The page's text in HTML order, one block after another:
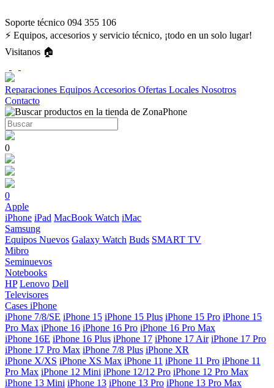
Soporte técnico 094 355 106
⚡ Equipos, accesorios y servicio técnico, ¡todo en un solo lugar!
Visitanos 🏠
Reparaciones Equipos Accesorios Ofertas Locales Nosotros
Contacto
0
0
Apple
iPhone iPad MacBook Watch iMac
Samsung
Equipos Nuevos Galaxy Watch Buds SMART TV
Mibro
Seminuevos
Notebooks
HP Lenovo Dell
Televisores
Cases iPhone
iPhone 7/8/SE iPhone 15 iPhone 15 Plus iPhone 15 Pro iPhone 15
Pro Max iPhone 16 iPhone 16 Pro iPhone 16 Pro Max
iPhone 16E iPhone 16 Plus iPhone 17 iPhone 17 Air iPhone 17 Pro
iPhone 17 Pro Max iPhone 7/8 Plus iPhone XR
iPhone X/XS iPhone XS Max iPhone 11 iPhone 11 Pro iPhone 11
Pro Max iPhone 12 Mini iPhone 12/12 Pro iPhone 12 Pro Max
iPhone 13 Mini iPhone 13 iPhone 13 Pro iPhone 13 Pro Max